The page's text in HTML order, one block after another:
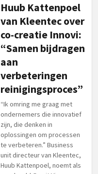
Huub Kattenpoel
van Kleentec over
co-creatie Innovi:
“Samen bijdragen
aan
verbeteringen
reinigingsproces”
“Ik omring me graag met
ondernemers die innovatief
zijn, die denken in
oplossingen om processen
te verbeteren.” Business
unit directeur van Kleentec,
Huub Kattenpoel, noemt als